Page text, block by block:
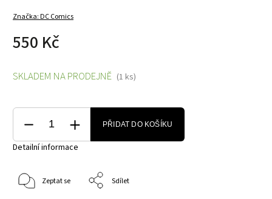
Značka:DC Comics
550 Kč
SKLADEM NA PRODEJNĚ (1 ks)
PŘIDAT DO KOŠÍKU
Detailní informace
Zeptat se Sdílet